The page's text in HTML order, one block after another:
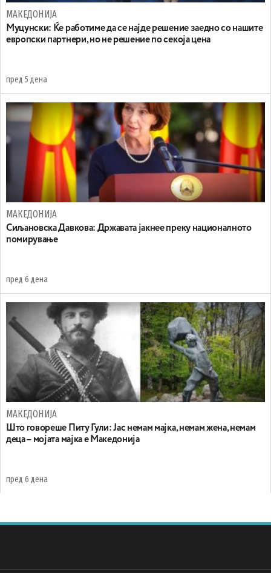
МАКЕДОНИЈА
Муцунски: Ќе работиме да се најде решение заедно со нашите
европски партнери, но не решение по секоја цена
пред 5 дена
МАКЕДОНИЈА
Сиљановска Давкова: Државата јакнее преку националното
помирување
пред 6 дена
МАКЕДОНИЈА
Што говореше Питу Гули: Јас немам мајка, немам жена, немам
деца – мојата мајка е Македонија
пред 6 дена